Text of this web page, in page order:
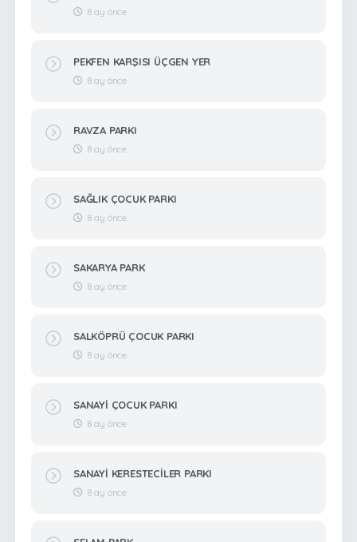
8 ay önce
PEKFEN KARŞISI ÜÇGEN YER
8 ay önce
RAVZA PARKI
8 ay önce
SAĞLIK ÇOCUK PARKI
8 ay önce
SAKARYA PARK
8 ay önce
SALKÖPRÜ ÇOCUK PARKI
8 ay önce
SANAYİ ÇOCUK PARKI
8 ay önce
SANAYİ KERESTECİLER PARKI
8 ay önce